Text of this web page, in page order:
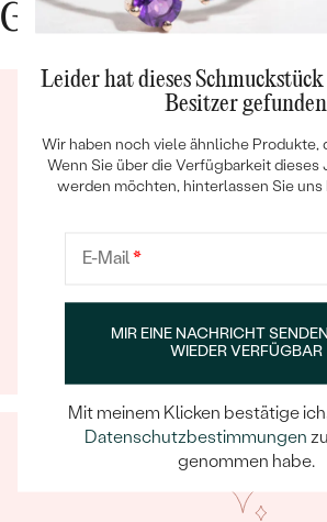
Gute Gründe für Eppi
Ein Eppi-sches
sich darauf verlassen, dass unser
einem unvergesslichen
Leider hat dieses
Besitzer gefunden
Wir haben noch viele ähnliche Produkte,
Wenn Sie über die Verfügbarkeit
werden möchten, hinterlassen Sie uns
E-Mail*
MIR EINE NACHRICHT
WIEDER VERFÜGBAR
Mit meinem Klicken bestätige
Datenschutzbestimmungen
genommen habe.